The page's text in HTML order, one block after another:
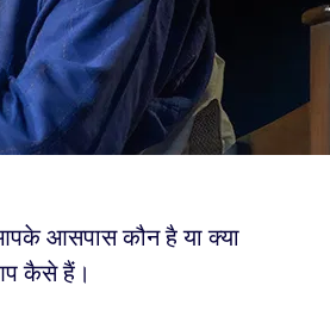
आसपास कौन है या क्या
कैसे हैं।